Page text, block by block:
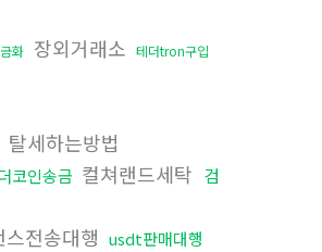
화 장외거래소 테더tron구입
탈세하는방법
코인송금 컬쳐랜드세탁 검
스전송대행 usdt판매대행